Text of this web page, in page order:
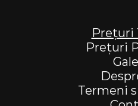
Prețuri
Prețuri
Termeni